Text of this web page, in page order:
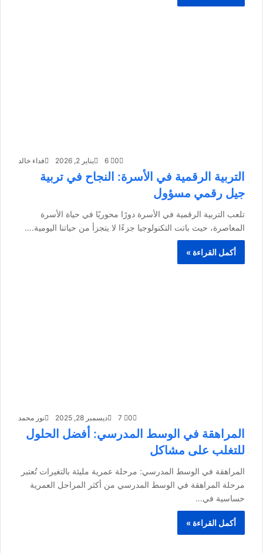
فداء خالد يناير 2, 2026 0
التربية الرقمية في الأسرة: النجاح في تربية
جيل رقمي مسؤول
تلعب التربية الرقمية في الأسرة دورًا محوريًا في حياة الأسرة
المعاصرة، حيث باتت التكنولوجيا جزءًا لا يتجزأ من حياتنا اليومية.…
أكمل القراءة »
نور محمد ديسمبر 28, 2025 0
المراهقة في الوسط المدرسي: أفضل الحلول
للتغلب على مشاكل
المراهقة في الوسط المدرسي: مرحلة عمرية مليئة بالتغيرات تُعتبر
مرحلة المراهقة في الوسط المدرسي من أكثر المراحل العمرية
حساسية في…
أكمل القراءة »